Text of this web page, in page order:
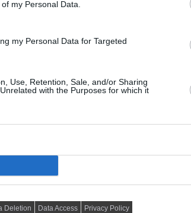
my Personal Data.
my Personal Data for Targeted
Use, Retention, Sale, and/or Sharing
with the Purposes for which it
Deletion Data Access Privacy Policy
színes, és a fürdőszobákban
fő célja egy olyan otthon
olyan hely, ahol a család
logikus tér kialakítására épült,
megőrzi a stílusos összképet és